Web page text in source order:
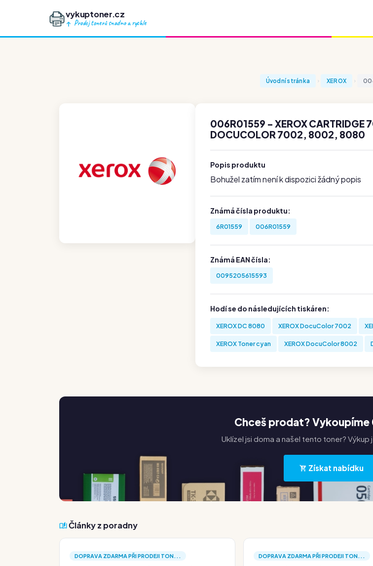
vykuptoner.cz
Prodej tonerů snadno a rychle
Úvodní stránka XEROX
006R01559 - XEROX CARTRIDGE
DOCUCOLOR 7002, 8002, 8080
Popis produktu
Bohužel zatím není k dispozici žádný popis
Známá čísla produktu:
6R01559 006R01559
Známá EAN čísla:
0095205615593
Hodí se do následujících tiskáren:
XEROX DC 8080 XEROX DocuColor 7002
XEROX Toner cyan XEROX DocuColor 8002
Chceš prodat? Vykoupíme
Uklízel jsi doma a našel tento toner? Výkup
Získat nabídku
Články z poradny
DOPRAVA ZDARMA PŘI PRODEJI TON... DOPRAVA ZDARMA PŘI PRODEJI TON...